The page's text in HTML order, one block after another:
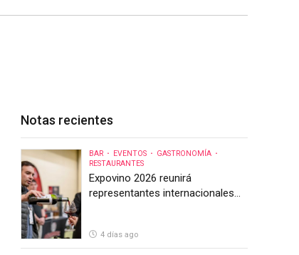
Notas recientes
BAR EVENTOS
GASTRONOMÍA
RESTAURANTES
Expovino 2026 reunirá
representantes internacionales
4 días ago